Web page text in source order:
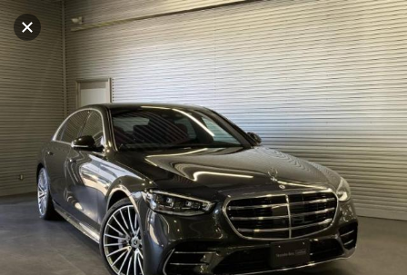
設定中 1043台
車を探す
中古車検索
販売店検索
エリア別最新ニュース
品質と保証
アカウント
ログイン
マイアカウント
マイリスト
アフターサービス
アフターサービス
車検／定期点検
企業情報
企業概要
リンク
プライバシーポリシー ソーシャルメディアポリシー
マイリストに追加
電話で問い合わせ
キャンセル
浜松ヤナセ株式会社 メルセデス・ベンツ浜松
和田
サーティファイドカーセンター
販売店情報
地図を見る
在庫一覧